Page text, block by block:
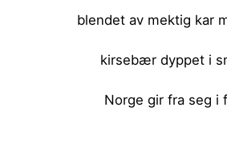
blendet av mektig kar
kirsebær dyppet i
Norge gir fra seg i